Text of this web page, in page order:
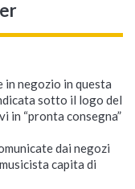
negozio in questa
sotto il logo del
in “pronta consegna”
dai negozi
capita di